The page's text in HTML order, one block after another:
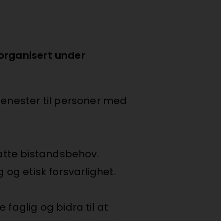
under
til personer med
bistandsbehov.
og etisk forsvarlighet.
faglig og bidra til at